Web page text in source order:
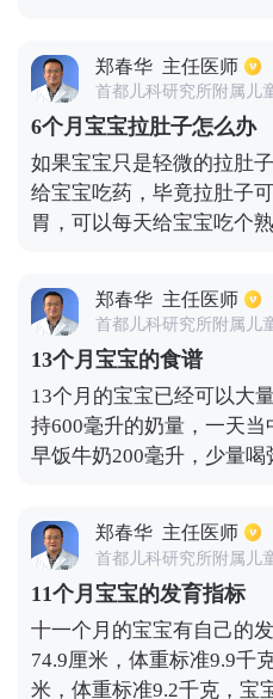
蛋、无刺鱼肉以及蔬菜碎
间在12点左右，喝220ml
可。下午2点半再喝一次奶
吃肉末蛋花豆腐粥。晚上
粉，以免半夜肚饿。
郑春华 主任医师
首都儿科研究所附属儿
6个月宝宝拉肚子怎么办
如果宝宝只是轻微的拉肚
给宝宝吃药，毕竟拉肚子
胃，可以每天给宝宝吃个
腐渣样大便，这表明消化
不要给宝宝吃油腻、肉类
加辅食的时候，最好是煮
易于宝宝消化吸收。
郑春华 主任医师
首都儿科研究所附属儿
13个月宝宝的食谱
13个月的宝宝已经可以大
持600毫升的奶量，一天当
早饭牛奶200毫升，少量
条或粥类，两点左右喝牛
四点水果汁200毫升；晚
少量肉糜，睡前喝200毫升
郑春华 主任医师
首都儿科研究所附属儿
11个月宝宝的发育指标
十一个月的宝宝有自己的
74.9厘米，体重标准9.9千
米，体重标准9.2千克，宝